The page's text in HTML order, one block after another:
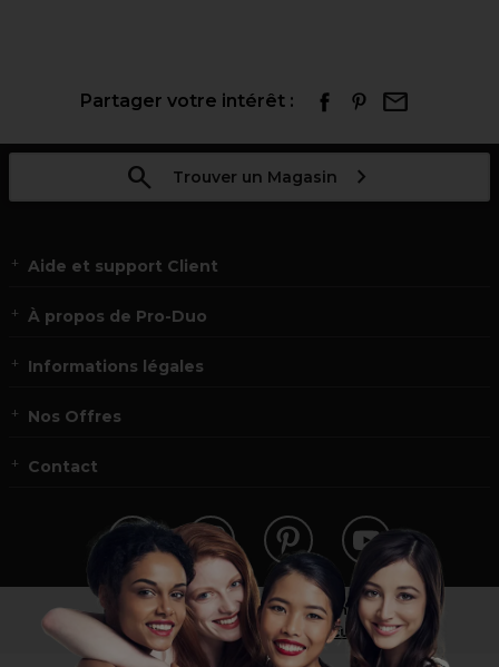
Partager votre intérêt :
Trouver un Magasin
Aide et support Client
À propos de Pro-Duo
Informations légales
Nos Offres
Contact
Vous n’êtes pas un professionnel ?
Visitez notre site pour les particuliers!